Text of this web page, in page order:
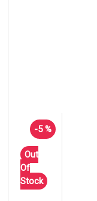
-5 %
Out
Of
Stock